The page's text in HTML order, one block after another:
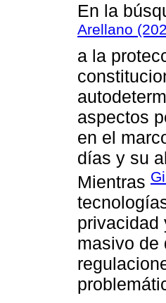
En la
Arellano
a la
aspectos
en el
días y su
Mientras
privacidad
masivo de